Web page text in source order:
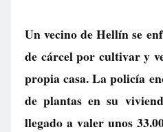
Un vecino de Hellín se
de cárcel por cultivar y
propia casa. La policía
de plantas en su
llegado a valer unos